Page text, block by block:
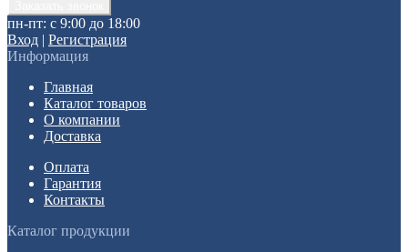
пн-пт: с 9:00 до 18:00
Вход | Регистрация
Информация
Главная
Каталог товаров
О компании
Доставка
Оплата
Гарантия
Контакты
Каталог продукции